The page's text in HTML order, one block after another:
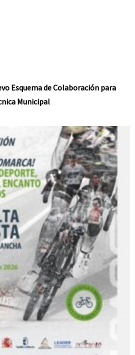
Esquema de Colaboración para
Municipal